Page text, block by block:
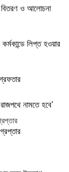
বিতরণ ও আলোচনা
লিপ্ত হওয়ার
নামতে হবে’